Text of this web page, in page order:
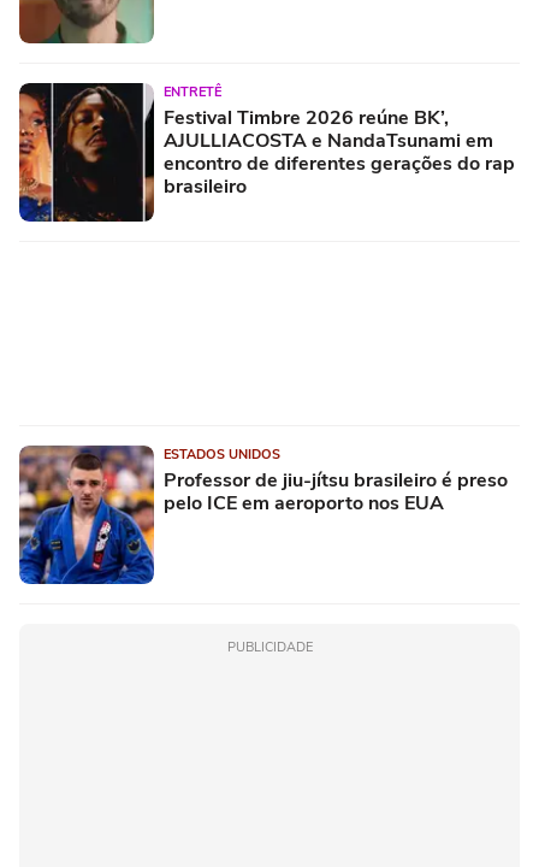
ENTRETÊ
Festival Timbre 2026 reúne BK’,
AJULLIACOSTA e NandaTsunami em
encontro de diferentes gerações do rap
brasileiro
ESTADOS UNIDOS
Professor de jiu-jítsu brasileiro é preso
pelo ICE em aeroporto nos EUA
PUBLICIDADE